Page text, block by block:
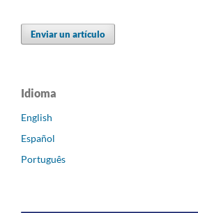
Enviar un artículo
Idioma
English
Español
Português